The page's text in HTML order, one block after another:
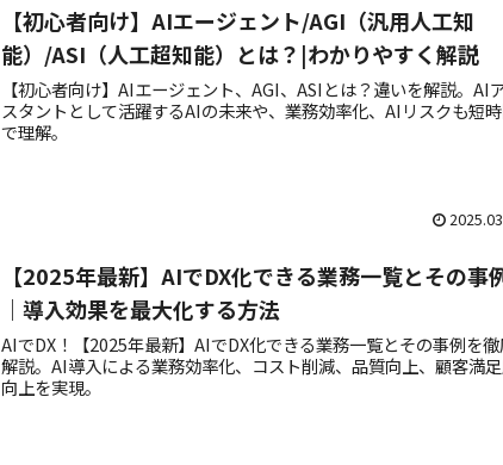
【初心者向け】AIエージェント/AGI（汎用人工知
能）/ASI（人工超知能）とは？|わかりやすく解説
【初心者向け】AIエージェント、AGI、ASIとは？違いを解説。AI
スタントとして活躍するAIの未来や、業務効率化、AIリスクも短
で理解。
【2025年最新】AIでDX化できる業務一覧とその事
｜導入効果を最大化する方法
AIでDX！【2025年最新】AIでDX化できる業務一覧とその事例を
解説。AI導入による業務効率化、コスト削減、品質向上、顧客満
向上を実現。